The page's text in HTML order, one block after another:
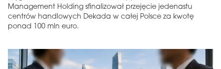
Management Holding sfinalizował przejęcie jedenastu
centrów handlowych Dekada w całej Polsce za kwotę
ponad 100 mln euro.